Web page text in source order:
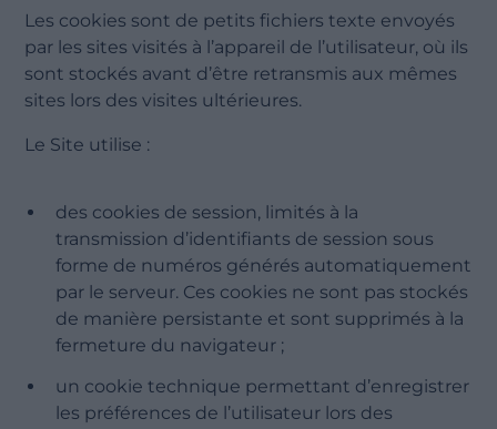
Les cookies sont de petits fichiers texte envoyés
par les sites visités à l’appareil de l’utilisateur, où ils
sont stockés avant d’être retransmis aux mêmes
sites lors des visites ultérieures.
Le Site utilise :
des cookies de session, limités à la
transmission d’identifiants de session sous
forme de numéros générés automatiquement
par le serveur. Ces cookies ne sont pas stockés
de manière persistante et sont supprimés à la
fermeture du navigateur ;
un cookie technique permettant d’enregistrer
les préférences de l’utilisateur lors des